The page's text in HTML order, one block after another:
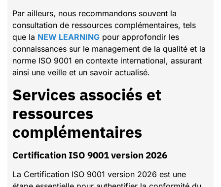
Par ailleurs, nous recommandons souvent la
consultation de ressources complémentaires, tels
que la NEW LEARNING pour approfondir les
connaissances sur le management de la qualité et la
norme ISO 9001 en contexte international, assurant
ainsi une veille et un savoir actualisé.
Services associés et
ressources
complémentaires
Certification ISO 9001 version 2026
La Certification ISO 9001 version 2026 est une